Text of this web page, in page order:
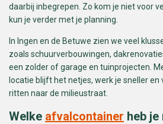
daarbij inbegrepen. Zo kom je niet voor
kun je verder met je planning.
In Ingen en de Betuwe zien we veel
zoals schuurverbouwingen,
een zolder of garage en tuinprojecten.
locatie blijft het netjes, werk je sneller en
ritten naar de milieustraat.
Welke afvalcontainer heb je